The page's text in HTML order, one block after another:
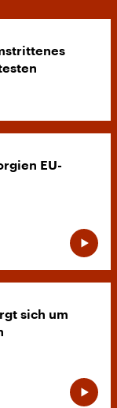
EU-
sich um